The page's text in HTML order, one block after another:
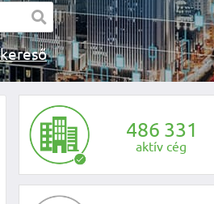
Részletes kereső
vegye fel velünk a kapcsolatot az alábbi
486 331
aktív cég